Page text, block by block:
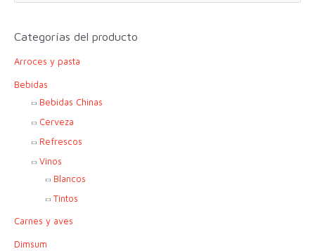
r
p
Categorías del producto
Arroces y pasta
Bebidas
Bebidas Chinas
Cerveza
Refrescos
Vinos
Blancos
Tintos
Carnes y aves
Dimsum